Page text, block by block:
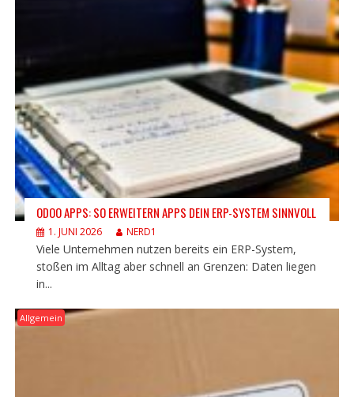
ODOO APPS: SO ERWEITERN APPS DEIN ERP-SYSTEM SINNVOLL
1. JUNI 2026 NERD1
Viele Unternehmen nutzen bereits ein ERP-System,
stoßen im Alltag aber schnell an Grenzen: Daten liegen
in...
Allgemein